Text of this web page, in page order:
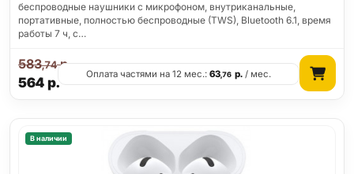
беспроводные наушники с микрофоном, внутриканальные,
портативные, полностью беспроводные (TWS), Bluetooth 6.1, время
работы 7 ч, с…
564р.
583,74р.
Оплата частями на 12 мес.:63,76 р./ мес.
В наличии